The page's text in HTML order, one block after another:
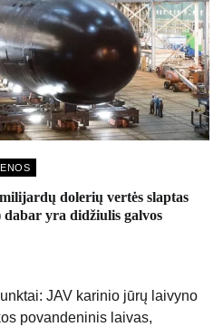
dolerių vertės slaptas
dabar yra didžiulis galvos
JAV karinio jūrų laivyno
povandeninis laivas,